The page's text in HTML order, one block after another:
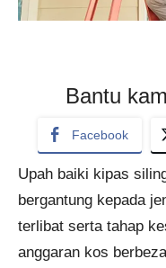
Bantu
Facebook
Upah baiki kipas
bergantung kepada
terlibat serta tahap
anggaran kos